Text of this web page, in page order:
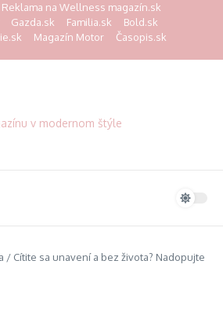
Reklama na Wellness magazín.sk
Gazda.sk Familia.sk
Bold.sk
Magazín Motor
Časopis.sk
/ Cítite sa unavení a bez života? Nadopujte